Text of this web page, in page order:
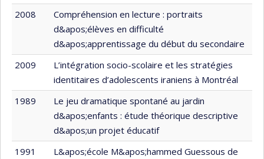
2008
Compréhension en lecture : portraits
d&apos;élèves en difficulté
d&apos;apprentissage du début du secondaire
2009
L’intégration socio-scolaire et les stratégies
identitaires d’adolescents iraniens à Montréal
1989
Le jeu dramatique spontané au jardin
d&apos;enfants : étude théorique descriptive
d&apos;un projet éducatif
1991
L&apos;école M&apos;hammed Guessous de